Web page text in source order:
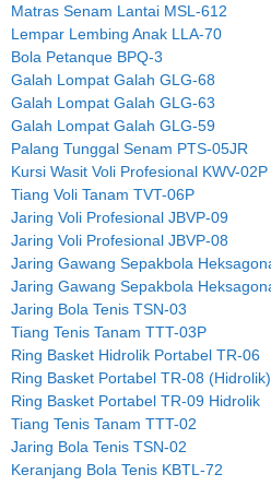
Matras Senam Lantai MSL-612
Lempar Lembing Anak LLA-70
Bola Petanque BPQ-3
Galah Lompat Galah GLG-68
Galah Lompat Galah GLG-63
Galah Lompat Galah GLG-59
Palang Tunggal Senam PTS-05JR
Kursi Wasit Voli Profesional KWV-02P
Tiang Voli Tanam TVT-06P
Jaring Voli Profesional JBVP-09
Jaring Voli Profesional JBVP-08
Jaring Gawang Sepakbola
Jaring Gawang Sepakbola
Jaring Bola Tenis TSN-03
Tiang Tenis Tanam TTT-03P
Ring Basket Hidrolik Portabel TR-06
Ring Basket Portabel TR-08 (Hidrolik)
Ring Basket Portabel TR-09 Hidrolik
Tiang Tenis Tanam TTT-02
Jaring Bola Tenis TSN-02
Keranjang Bola Tenis KBTL-72